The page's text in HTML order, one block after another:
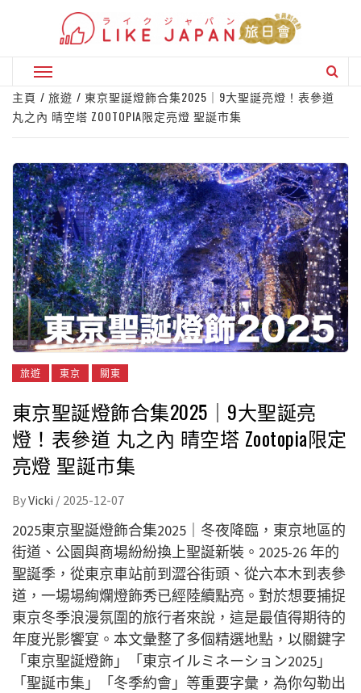
Primary
Menu
主頁 旅遊
東京聖誕燈飾合集2025｜9大聖誕亮燈！表參道
丸之內 晴空塔 ZOOTOPIA限定亮燈 聖誕市集
旅遊 東京 關東
東京聖誕燈飾合集2025｜9大聖誕亮
燈！表參道 丸之內 晴空塔 Zootopia限定
亮燈 聖誕市集
ByVicki / 2025-12-07
2025東京聖誕燈飾合集2025｜冬夜降臨，東京地區的
街道、公園與商場紛紛換上聖誕新裝。2025-26 年的
聖誕季，從東京車站前到澀谷街頭、從六本木到表參
道，一場場絢爛燈飾秀已經陸續點亮。對於想要捕捉
東京冬季浪漫氛圍的旅行者來說，這是最值得期待的
年度光影饗宴。本文彙整了多個精選地點，以關鍵字
「東京聖誕燈飾」「東京イルミネーション2025」
「聖誕市集」「冬季約會」等重要字彙，為你勾勒出